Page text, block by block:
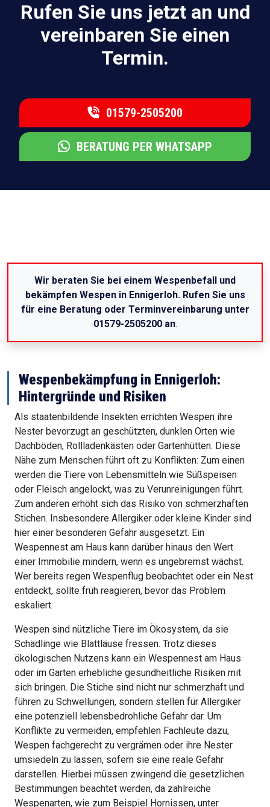
Rufen Sie uns jetzt an und
vereinbaren Sie einen
Termin.
01579-2505200
BERATUNG PER WHATSAPP
Wir beraten Sie bei einem Wespenbefall und
bekämpfen Wespen in Ennigerloh. Rufen Sie uns
für eine Beratung oder Terminvereinbarung unter
01579-2505200 an.
Wespenbekämpfung in Ennigerloh:
Hintergründe und Risiken
Als staatenbildende Insekten errichten Wespen ihre
Nester bevorzugt an geschützten, dunklen Orten wie
Dachböden, Rollladenkästen oder Gartenhütten. Diese
Nähe zum Menschen führt oft zu Konflikten: Zum einen
werden die Tiere von Lebensmitteln wie Süßspeisen
oder Fleisch angelockt, was zu Verunreinigungen führt.
Zum anderen erhöht sich das Risiko von schmerzhaften
Stichen. Insbesondere Allergiker oder kleine Kinder sind
hier einer besonderen Gefahr ausgesetzt. Ein
Wespennest am Haus kann darüber hinaus den Wert
einer Immobilie mindern, wenn es ungebremst wächst.
Wer bereits regen Wespenflug beobachtet oder ein Nest
entdeckt, sollte früh reagieren, bevor das Problem
eskaliert.
Wespen sind nützliche Tiere im Ökosystem, da sie
Schädlinge wie Blattläuse fressen. Trotz dieses
ökologischen Nutzens kann ein Wespennest am Haus
oder im Garten erhebliche gesundheitliche Risiken mit
sich bringen. Die Stiche sind nicht nur schmerzhaft und
führen zu Schwellungen, sondern stellen für Allergiker
eine potenziell lebensbedrohliche Gefahr dar. Um
Konflikte zu vermeiden, empfehlen Fachleute dazu,
Wespen fachgerecht zu vergrämen oder ihre Nester
umsiedeln zu lassen, sofern sie eine reale Gefahr
darstellen. Hierbei müssen zwingend die gesetzlichen
Bestimmungen beachtet werden, da zahlreiche
Wespenarten, wie zum Beispiel Hornissen, unter